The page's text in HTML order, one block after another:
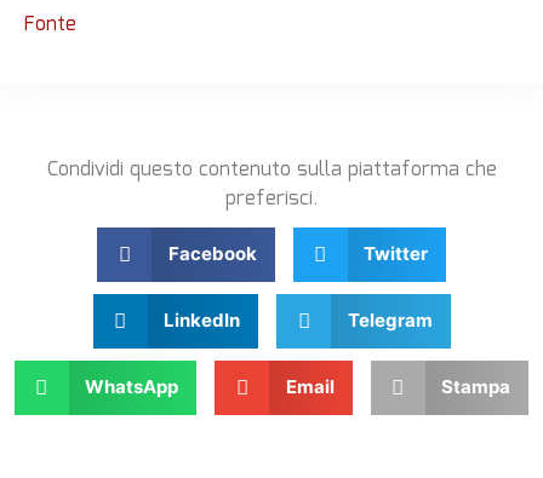
Fonte
Condividi questo contenuto sulla piattaforma che
preferisci.
Facebook Twitter
LinkedIn Telegram
WhatsApp Email Stampa